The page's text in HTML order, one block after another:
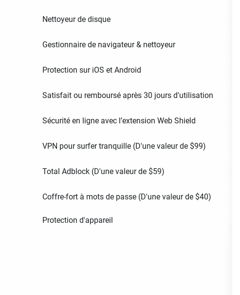
Nettoyeur de disque
Gestionnaire de navigateur & nettoyeur
Protection sur iOS et Android
Satisfait ou remboursé après 30 jours d'utilisation
Sécurité en ligne avec l’extension Web Shield
VPN pour surfer tranquille (D'une valeur de $99)
Total Adblock (D'une valeur de $59)
Coffre-fort à mots de passe (D'une valeur de $40)
Protection d'appareil